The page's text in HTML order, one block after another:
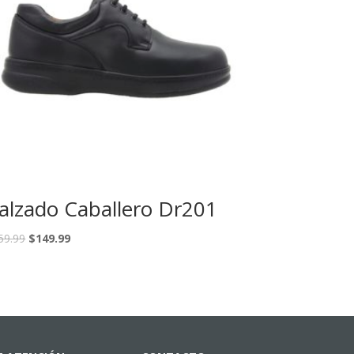
Caballero Dr201
$149.99